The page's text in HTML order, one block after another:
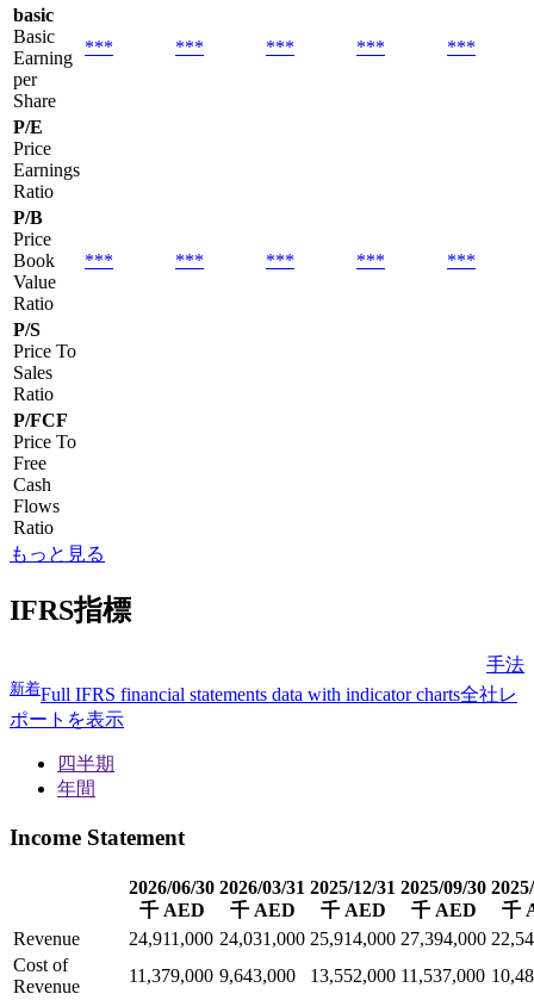
basic
Basic
Earning
per
Share
*** *** *** *** ***
P/E
Price
Earnings
Ratio
P/B
Price
Book
Value
Ratio
*** *** *** *** ***
P/S
Price To
Sales
Ratio
P/FCF
Price To
Free
Cash
Flows
Ratio
もっと見る
IFRS指標
手法
新着Full IFRS financial statements data with indicator charts全社レ
ポートを表示
四半期
年間
Income Statement
2026/06/30
千 AED
2026/03/31
千 AED
2025/12/31
千 AED
2025/09/30
千 AED
千
Revenue
24,911,000 24,031,000 25,914,000 27,394,000
Cost of
Revenue
11,379,000 9,643,000 13,552,000 11,537,000